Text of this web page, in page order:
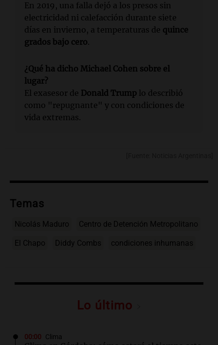
En 2019, una falla dejó a los presos sin
electricidad ni calefacción durante siete
días en invierno, a temperaturas de quince
grados bajo cero.
¿Qué ha dicho Michael Cohen sobre el
lugar?
El exasesor de Donald Trump lo describió
como "repugnante" y con condiciones de
vida extremas.
Temas
Nicolás Maduro Centro de Detención Metropolitano
El Chapo Diddy Combs condiciones inhumanas
Lo último
00:00 Clima